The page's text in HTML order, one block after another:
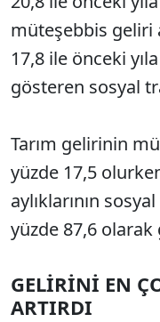
müteşebbis geliri
17,8 ile önceki
gösteren sosyal
Tarım gelirinin
yüzde 17,5
aylıklarının
yüzde 87,6
GELİRİNİ EN
ARTIRDI